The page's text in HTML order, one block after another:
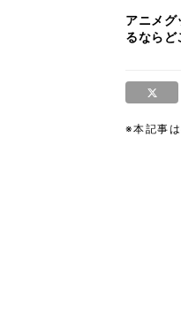
アニメグ
るならど
※本記事